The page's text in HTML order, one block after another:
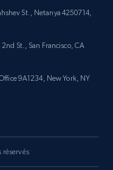
St., Netanya 4250714,
St., San Francisco, CA
9A1234, New York, NY
réservés